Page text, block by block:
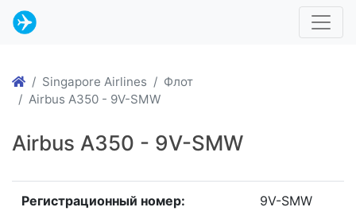
Singapore Airlines
Флот
Airbus A350 - 9V-SMW
Airbus A350 - 9V-SMW
Регистрационный номер: 9V-SMW